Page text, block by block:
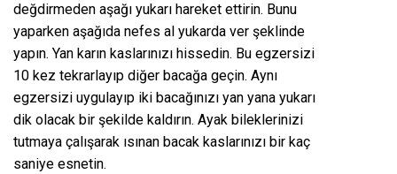
değdirmeden aşağı yukarı hareket ettirin. Bunu
yaparken aşağıda nefes al yukarda ver şeklinde
yapın. Yan karın kaslarınızı hissedin. Bu egzersizi
10 kez tekrarlayıp diğer bacağa geçin. Aynı
egzersizi uygulayıp iki bacağınızı yan yana yukarı
dik olacak bir şekilde kaldırın. Ayak bileklerinizi
tutmaya çalışarak ısınan bacak kaslarınızı bir kaç
saniye esnetin.